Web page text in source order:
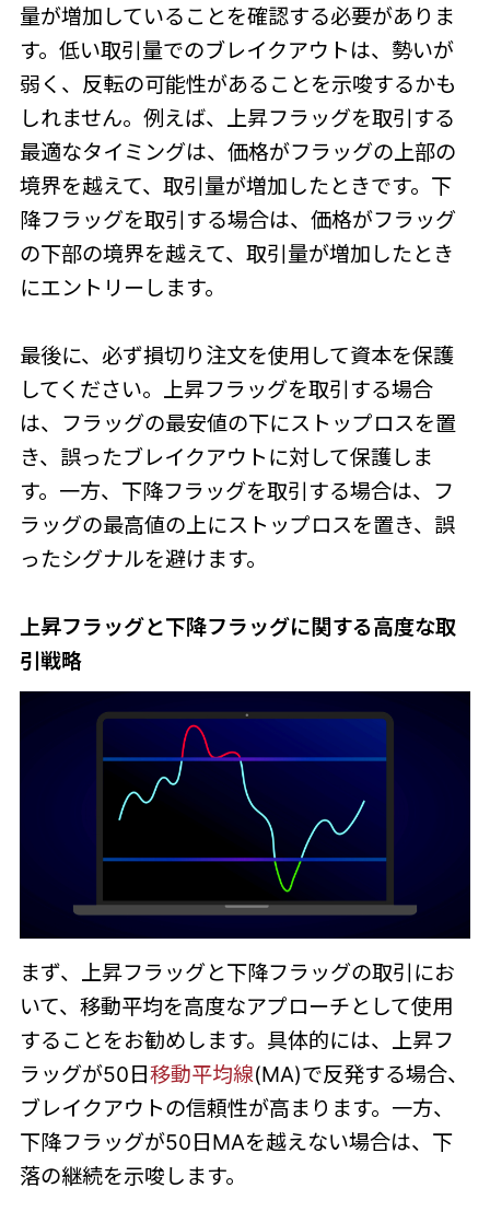
量が増加していることを確認する必要がありま
す。低い取引量でのブレイクアウトは、勢いが
弱く、反転の可能性があることを示唆するかも
しれません。例えば、上昇フラッグを取引する
最適なタイミングは、価格がフラッグの上部の
境界を越えて、取引量が増加したときです。下
降フラッグを取引する場合は、価格がフラッグ
の下部の境界を越えて、取引量が増加したとき
にエントリーします。
最後に、必ず損切り注文を使用して資本を保護
してください。上昇フラッグを取引する場合
は、フラッグの最安値の下にストップロスを置
き、誤ったブレイクアウトに対して保護しま
す。一方、下降フラッグを取引する場合は、フ
ラッグの最高値の上にストップロスを置き、誤
ったシグナルを避けます。
上昇フラッグと下降フラッグに関する高度な取
引戦略
まず、上昇フラッグと下降フラッグの取引にお
いて、移動平均を高度なアプローチとして使用
することをお勧めします。具体的には、上昇フ
ラッグが50日移動平均線(MA)で反発する場合、
ブレイクアウトの信頼性が高まります。一方、
下降フラッグが50日MAを越えない場合は、下
落の継続を示唆します。